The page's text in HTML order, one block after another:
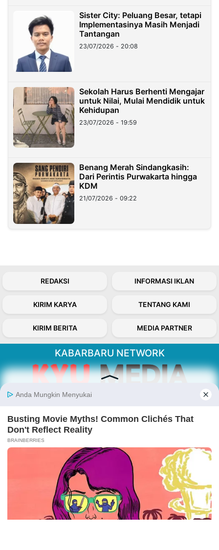
Sister City: Peluang Besar, tetapi
Implementasinya Masih Menjadi
Tantangan
23/07/2026 - 20:08
Sekolah Harus Berhenti Mengajar
untuk Nilai, Mulai Mendidik untuk
Kehidupan
23/07/2026 - 19:59
Benang Merah Sindangkasih:
Dari Perintis Purwakarta hingga
KDM
21/07/2026 - 09:22
REDAKSI INFORMASI IKLAN
KIRIM KARYA TENTANG KAMI
KIRIM BERITA MEDIA PARTNER
KABARBARU NETWORK
Kabarbaru.co menyajikan berita aktual dan
inspiratif dari sudut pandang berbaik sangka
Follow Kabarbaru